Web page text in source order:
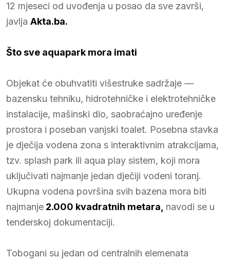
12 mjeseci od uvođenja u posao da sve završi,
javlja Akta.ba.
Što sve aquapark mora imati
Objekat će obuhvatiti višestruke sadržaje —
bazensku tehniku, hidrotehničke i elektrotehničke
instalacije, mašinski dio, saobraćajno uređenje
prostora i poseban vanjski toalet. Posebna stavka
je dječija vodena zona s interaktivnim atrakcijama,
tzv. splash park ili aqua play sistem, koji mora
uključivati najmanje jedan dječiji vodeni toranj.
Ukupna vodena površina svih bazena mora biti
najmanje 2.000 kvadratnih metara, navodi se u
tenderskoj dokumentaciji.
Tobogani su jedan od centralnih elemenata